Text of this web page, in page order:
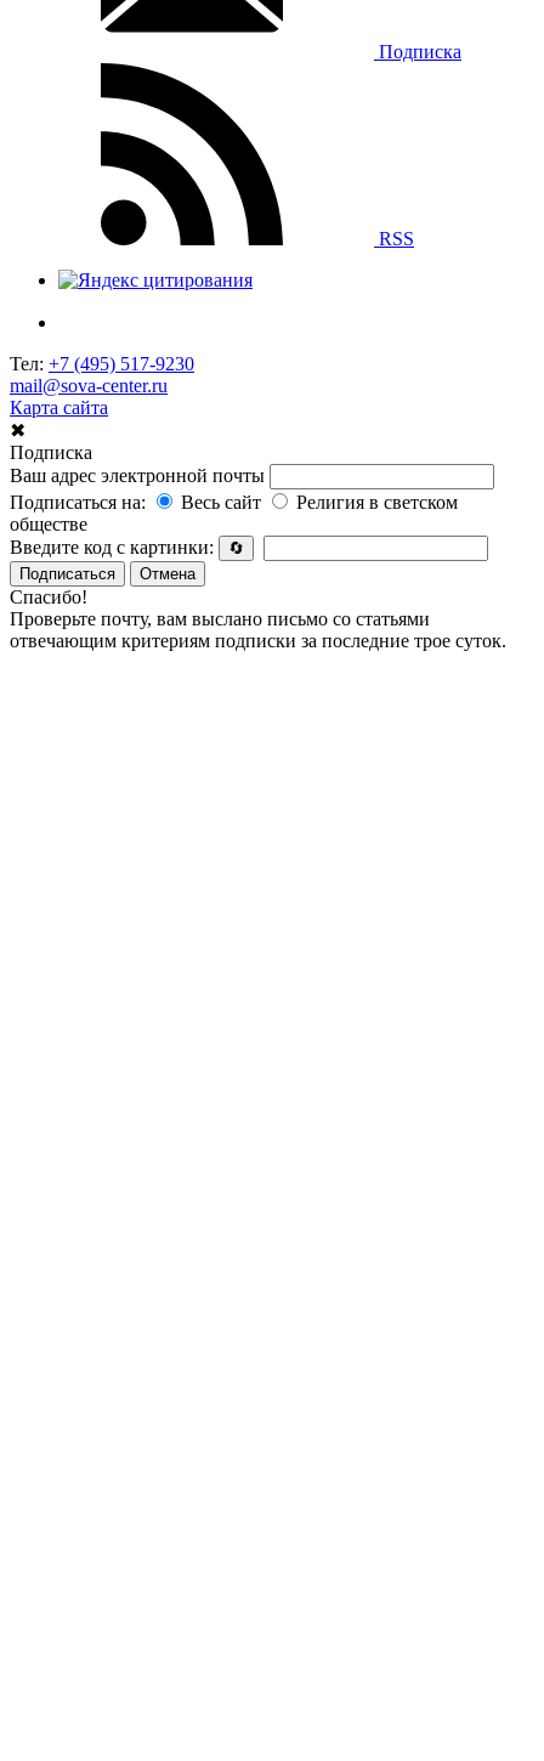
Подписка
RSS
Тел: +7 (495) 517-9230
mail@sova-center.ru
Карта сайта
✖
Подписка
Ваш адрес электронной почты
Подписаться на:
Весь сайт
Религия в светском
обществе
Введите код с картинки:
🔄
Подписаться
Отмена
Спасибо!
Проверьте почту, вам выслано письмо со статьями
отвечающим критериям подписки за последние трое суток.